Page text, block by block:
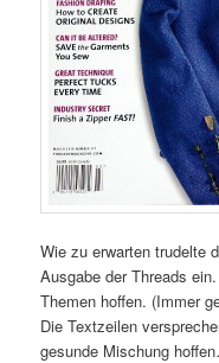
Wie zu erwarten trudelte
Ausgabe der Threads
Themen hoffen. (Immer
Die Textzeilen
gesunde Mischung